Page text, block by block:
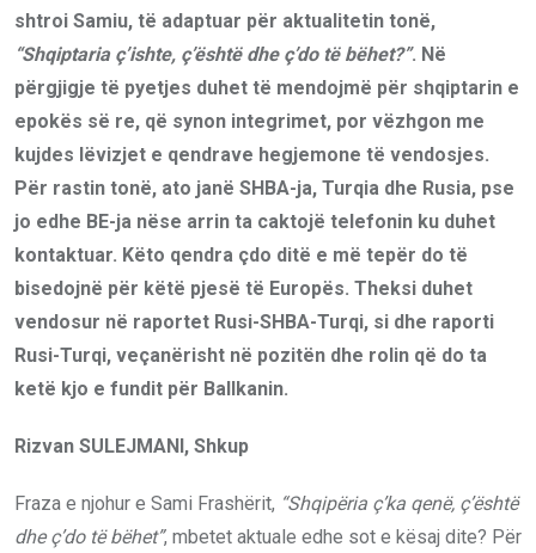
shtroi Samiu, të adaptuar për aktualitetin tonë,
“Shqiptaria ç’ishte, ç’është dhe ç’do të bëhet?”. Në
përgjigje të pyetjes duhet të mendojmë për shqiptarin e
epokës së re, që synon integrimet, por vëzhgon me
kujdes lëvizjet e qendrave hegjemone të vendosjes.
Për rastin tonë, ato janë SHBA-ja, Turqia dhe Rusia, pse
jo edhe BE-ja nëse arrin ta caktojë telefonin ku duhet
kontaktuar. Këto qendra çdo ditë e më tepër do të
bisedojnë për këtë pjesë të Europës. Theksi duhet
vendosur në raportet Rusi-SHBA-Turqi, si dhe raporti
Rusi-Turqi, veçanërisht në pozitën dhe rolin që do ta
ketë kjo e fundit për Ballkanin.
Rizvan SULEJMANI, Shkup
Fraza e njohur e Sami Frashërit, “Shqipëria ç’ka qenë, ç’është
dhe ç’do të bëhet”, mbetet aktuale edhe sot e kësaj dite? Për